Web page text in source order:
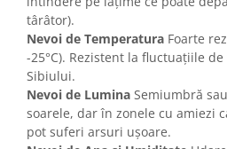
târâtor).
Nevoi de Temperatura Foarte
-25°C). Rezistent la fluctuațiile
Sibiului.
Nevoi de Lumina Semiumbră
soarele, dar în zonele cu amiezi
pot suferi arsuri ușoare.